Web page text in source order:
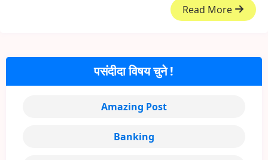
Read More
पसंदीदा विषय चुने !
Amazing Post
Banking